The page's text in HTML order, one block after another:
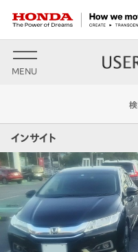
MENU
インサイト